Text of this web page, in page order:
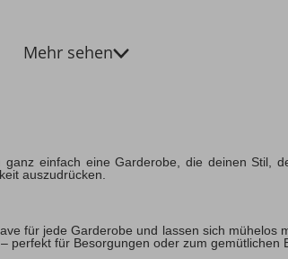
Mehr sehen
einfach eine Garderobe, die deinen Stil,
auszudrücken.
für jede Garderobe und lassen sich
für Besorgungen oder zum gemütlichen